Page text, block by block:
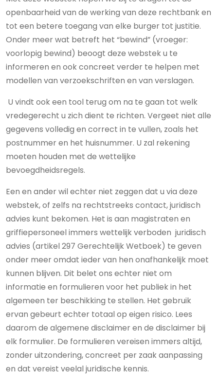
openbaarheid van de werking van deze rechtbank en
tot een betere toegang van elke burger tot justitie.
Onder meer wat betreft het “bewind” (vroeger:
voorlopig bewind) beoogt deze webstek u te
informeren en ook concreet verder te helpen met
modellen van verzoekschriften en van verslagen.
U vindt ook een tool terug om na te gaan tot welk
vredegerecht u zich dient te richten. Vergeet niet alle
gegevens volledig en correct in te vullen, zoals het
postnummer en het huisnummer. U zal rekening
moeten houden met de wettelijke
bevoegdheidsregels.
Een en ander wil echter niet zeggen dat u via deze
webstek, of zelfs na rechtstreeks contact, juridisch
advies kunt bekomen. Het is aan magistraten en
griffiepersoneel immers wettelijk verboden juridisch
advies (artikel 297 Gerechtelijk Wetboek) te geven
onder meer omdat ieder van hen onafhankelijk moet
kunnen blijven. Dit belet ons echter niet om
informatie en formulieren voor het publiek in het
algemeen ter beschikking te stellen. Het gebruik
ervan gebeurt echter totaal op eigen risico. Lees
daarom de algemene disclaimer en de disclaimer bij
elk formulier. De formulieren vereisen immers altijd,
zonder uitzondering, concreet per zaak aanpassing
en dat vereist veelal juridische kennis.